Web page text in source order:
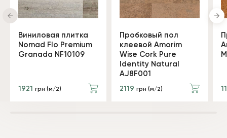
Виниловая плитка
Nomad Flo Premium
Granada NF10109
1921 грн (м/2)
Пробковый пол
клеевой Amorim
Wise Cork Pure
Identity Natural
AJ8F001
2119 грн (м/2)